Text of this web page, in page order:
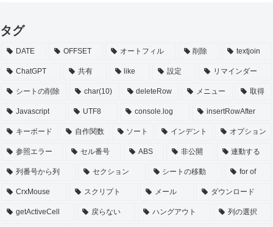
タグ
DATE OFFSET オートフィル 削除 textjoin
ChatGPT 共有 like 設定 リマインダー
シートの削除 char(10) deleteRow メニュー 取得
Javascript UTF8 console.log insertRowAfter
キーボード 自作関数 ソート インデント オプション
参照エラー セル番号 ABS 非公開 連動する
列番号から列 セクション シートの移動 for of
CrxMouse スクリプト メール ダウンロード
getActiveCell 戻らない ハングアウト 列の選択